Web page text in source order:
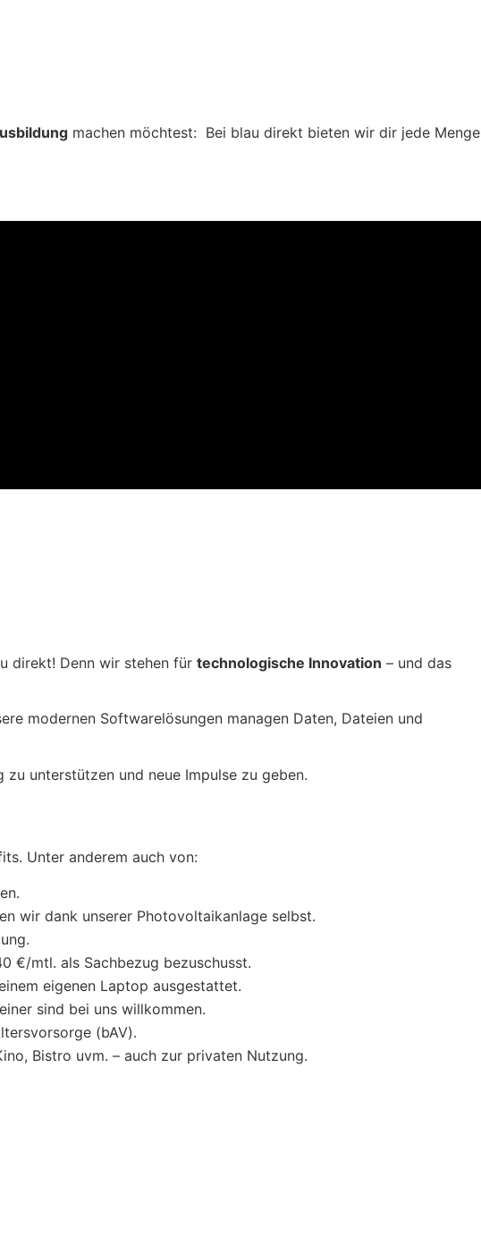
machen möchtest: Bei blau direkt bieten wir dir jede Menge
direkt! Denn wir stehen für technologische Innovation – und das
modernen Softwarelösungen managen Daten, Dateien und
unterstützen und neue Impulse zu geben.
Unter anderem auch von:
wir dank unserer Photovoltaikanlage selbst.
€/mtl. als Sachbezug bezuschusst.
eigenen Laptop ausgestattet.
sind bei uns willkommen.
(bAV).
Bistro uvm. – auch zur privaten Nutzung.